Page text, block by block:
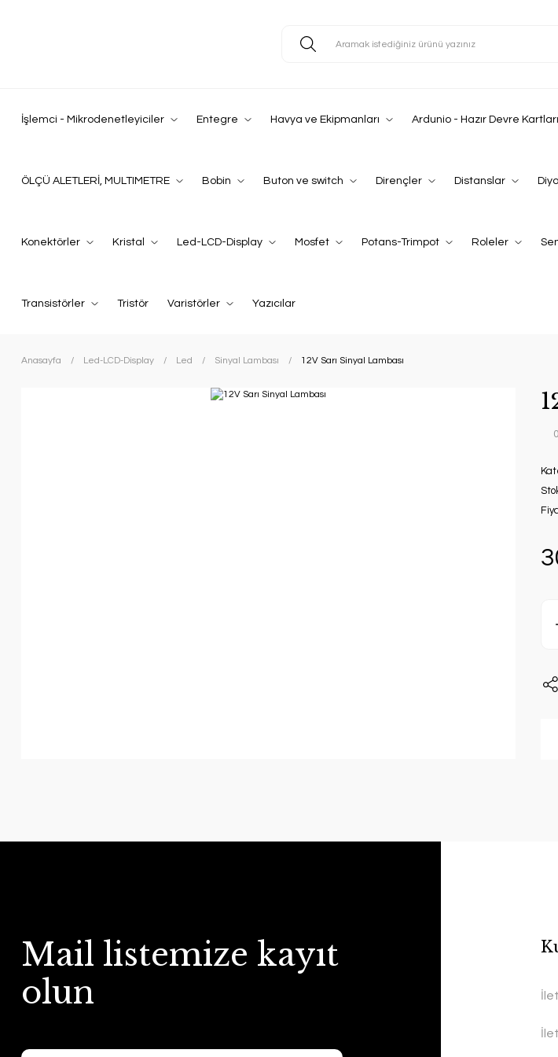
İşlemci - Mikrodenetleyiciler Entegre Havya ve Ekipmanları Ardunio - Hazır Devre Kartları
ÖLÇÜ ALETLERİ, MULTIMETRE Bobin Buton ve switch Dirençler Distanslar
Konektörler Kristal Led-LCD-Display Mosfet Potans-Trimpot Roleler
Transistörler Tristör Varistörler Yazıcılar
Anasayfa Led-LCD-Display Led Sinyal Lambası 12V Sarı Sinyal Lambası
Mail listemize kayıt
olun